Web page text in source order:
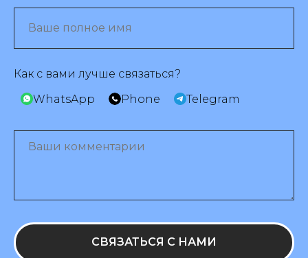
Как с вами лучше связаться?
WhatsApp
Phone Telegram
СВЯЗАТЬСЯ С НАМИ